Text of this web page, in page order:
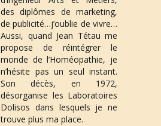
des diplômes de marketing,
de publicité…j’oublie de vivre…
Aussi, quand Jean Tétau me
propose de réintégrer le
monde de l’Homéopathie, je
n’hésite pas un seul instant.
Son décès, en 1972,
désorganise les Laboratoires
Dolisos dans lesquels je ne
trouve plus ma place.